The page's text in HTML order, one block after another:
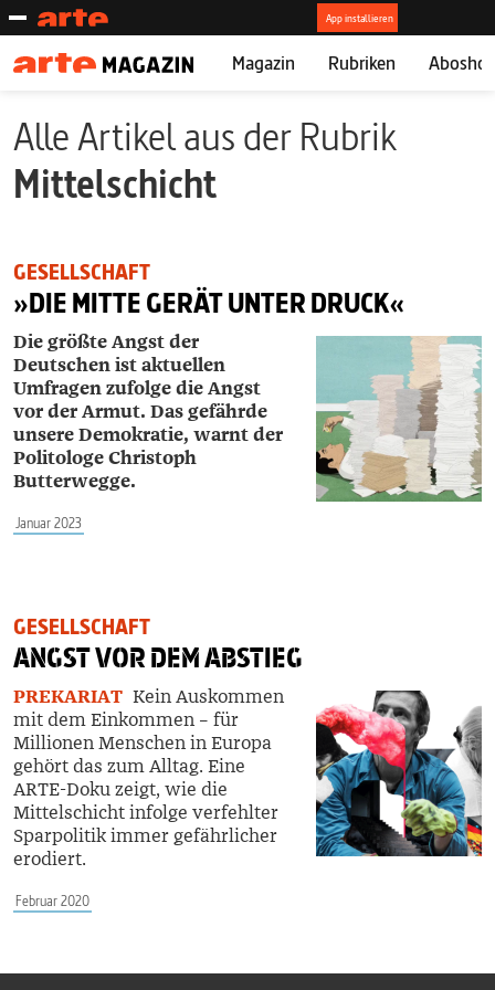
Magazin Rubriken
Alle Artikel aus der Rubrik
Mittelschicht
GESELLSCHAFT
»DIE MITTE GERÄT UNTER DRUCK«
Die größte Angst der
Deutschen ist aktuellen
Umfragen zufolge die Angst
vor der Armut. Das gefährde
unsere Demokratie, warnt der
Politologe Christoph
Butterwegge.
Januar 2023
GESELLSCHAFT
ANGST VOR DEM ABSTIEG
PREKARIAT Kein Auskommen
mit dem Einkommen – für
Millionen Menschen in Europa
gehört das zum Alltag. Eine
ARTE-Doku zeigt, wie die
Mittelschicht infolge verfehlter
Sparpolitik immer gefährlicher
erodiert.
Februar 2020